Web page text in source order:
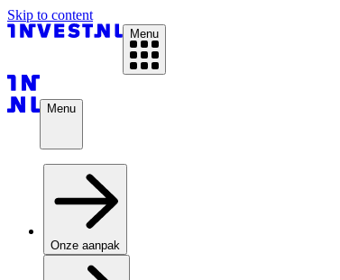
Skip to content
Menu
Menu
Onze aanpak